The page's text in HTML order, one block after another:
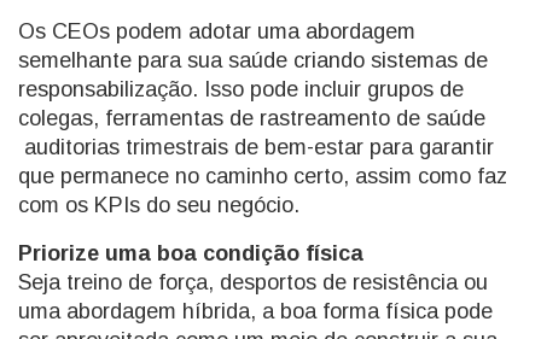
Os CEOs podem adotar uma abordagem
semelhante para sua saúde criando sistemas de
responsabilização. Isso pode incluir grupos de
colegas, ferramentas de rastreamento de saúde
auditorias trimestrais de bem-estar para garantir
que permanece no caminho certo, assim como faz
com os KPIs do seu negócio.
Priorize uma boa condição física
Seja treino de força, desportos de resistência ou
uma abordagem híbrida, a boa forma física pode